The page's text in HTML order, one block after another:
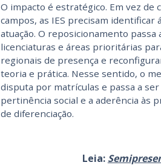
O impacto é estratégico. Em vez
campos, as IES precisam
atuação. O reposicionamento
licenciaturas e áreas prioritárias
regionais de presença e
teoria e prática. Nesse sentido, o
disputa por matrículas e passa a
pertinência social e a aderência às
de diferenciação.
Leia: